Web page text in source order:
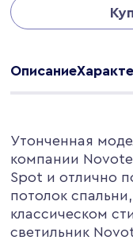
Описание
Утонченная
компании
Spot и отлично
потолок
классическом
светильник